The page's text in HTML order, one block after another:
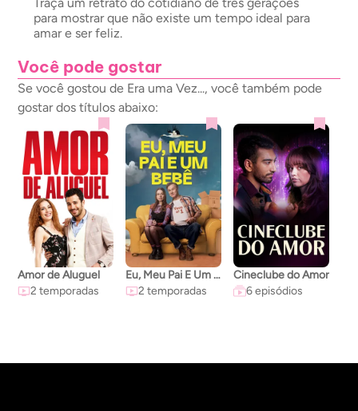
para mostrar que não existe um tempo ideal para
amar e ser feliz.
Você pode gostar
Se você gostou de Era uma Vez..., você também pode
gostar dos títulos abaixo:
Amor de Aluguel
2 temporadas
Eu, Meu Pai E Um Bebê
2 temporadas
Cineclube do Amor
6 episódios